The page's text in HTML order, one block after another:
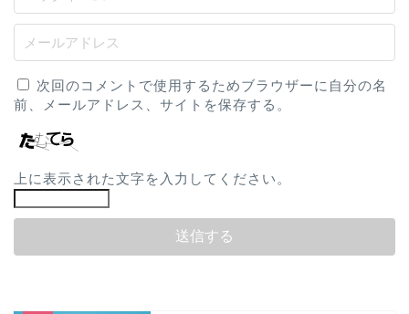
次回のコメントで使用するためブラウザーに自分の名
前、メールアドレス、サイトを保存する。
上に表示された文字を入力してください。